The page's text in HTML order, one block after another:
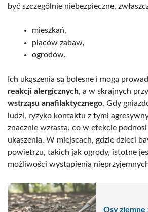
być szczególnie niebezpieczne,
mieszkań,
placów zabaw,
ogrodów.
Ich ukąszenia są bolesne i mogą
reakcji alergicznych, a w skrajnych
wstrząsu anafilaktycznego. Gdy
ludzi, ryzyko kontaktu z tymi
znacznie wzrasta, co w efekcie podnosi
ukąszenia. W miejscach, gdzie dzieci
powietrzu, takich jak ogrody, istotne
możliwości wystąpienia
Osy ziemne